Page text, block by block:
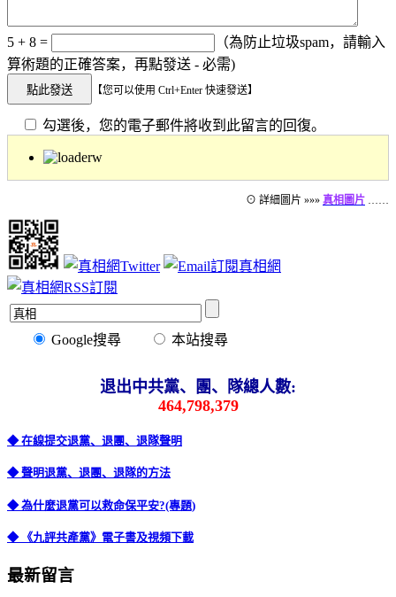
5 + 8 =
（為防止垃圾spam，請輸入
算術題的正確答案，再點發送 - 必需)
【您可以使用 Ctrl+Enter 快速發送】
勾選後，您的電子郵件將收到此留言的回復。
⊙ 詳細圖片 »»» 真相圖片 ……
Google搜尋 本站搜尋
退出中共黨、團、隊總人數:
464,798,379
◆ 在線提交退黨、退團、退隊聲明
◆ 聲明退黨、退團、退隊的方法
◆ 為什麼退黨可以救命保平安?(專題)
◆ 《九評共產黨》電子書及視頻下載
最新留言